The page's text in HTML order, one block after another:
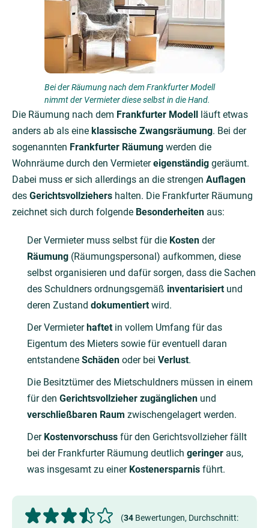
Bei der Räumung nach dem Frankfurter Modell
nimmt der Vermieter diese selbst in die Hand.
Die Räumung nach dem Frankfurter Modell läuft etwas
anders ab als eine klassische Zwangsräumung. Bei der
sogenannten Frankfurter Räumung werden die
Wohnräume durch den Vermietereigenständig geräumt.
Dabei muss er sich allerdings an die strengen Auflagen
des Gerichtsvollziehers halten. Die Frankfurter Räumung
zeichnet sich durch folgende Besonderheiten aus:
Der Vermieter muss selbst für die Kosten der
Räumung (Räumungspersonal) aufkommen, diese
selbst organisieren und dafür sorgen, dass die Sachen
des Schuldners ordnungsgemäß in­ven­ta­ri­sie­rt und
deren Zustand dokumentiertwird.
Der Vermieterhaftet in vollem Umfang für das
Eigentum des Mieters sowie für eventuell daran
entstandene Schäden oder bei Verlust.
Die Besitztümer des Mietschuldners müssen in einem
für den Gerichtsvollzieher zugänglichen und
verschließbaren Raum zwischengelagert werden.
Der Kostenvorschuss für den Gerichtsvollzieher fällt
bei der Frankfurter Räumung deutlich geringer aus,
was insgesamt zu einer Kostenersparnis führt.
(34 Bewertungen, Durchschnitt: